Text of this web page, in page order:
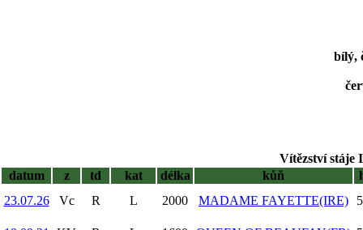
bílý,
Vítězství stáje
datum
z td kat délka kůň
23.07.26
Vc R L 2000 MADAME FAYETTE(IRE)